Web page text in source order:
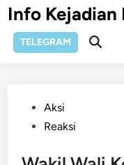
Skip
to
content
Info Kejadian
TELEGRAM
Open
PostedAksi
Reaksi